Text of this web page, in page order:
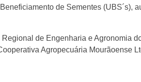
de Sementes
de Engenharia e Agronomia
Agropecuária Mourãoense